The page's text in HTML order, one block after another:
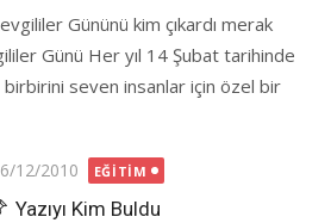
Gününü kim çıkardı merak
Günü Her yıl 14 Şubat tarihinde
seven insanlar için özel bir
on
12/2010 EĞITIM
Yazıyı Kim Buldu